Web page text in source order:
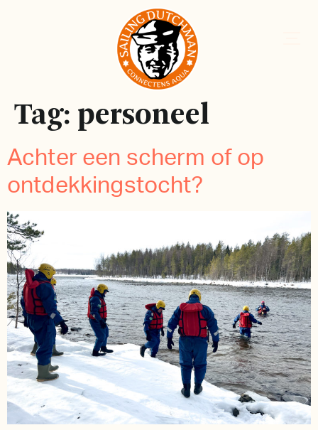
Tag: personeel
Achter een scherm of op
ontdekkingstocht?